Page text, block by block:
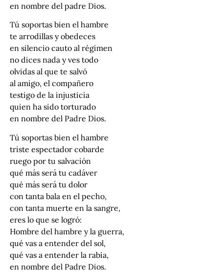
en nombre del padre Dios.
Tú soportas bien el hambre
te arrodillas y obedeces
en silencio cauto al régimen
no dices nada y ves todo
olvidas al que te salvó
al amigo, el compañero
testigo de la injusticia
quien ha sido torturado
en nombre del Padre Dios.
Tú soportas bien el hambre
triste espectador cobarde
ruego por tu salvación
qué más será tu cadáver
qué más será tu dolor
con tanta bala en el pecho,
con tanta muerte en la sangre,
eres lo que se logró:
Hombre del hambre y la guerra,
qué vas a entender del sol,
qué vas a entender la rabia,
en nombre del Padre Dios.